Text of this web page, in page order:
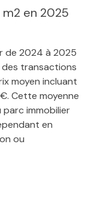
m2 en 2025
de 2024 à 2025
des transactions
moyen incluant
Cette moyenne
immobilier
en
ou